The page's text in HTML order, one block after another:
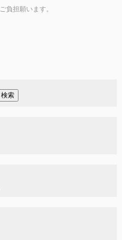
負担願います。
検索